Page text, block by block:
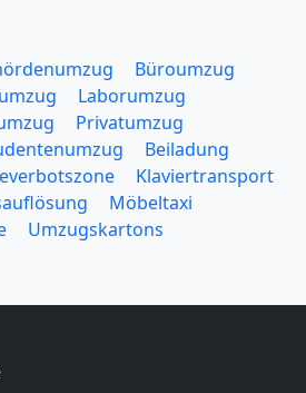
Büroumzug
Laborumzug
Privatumzug
Beiladung
Klaviertransport
Möbeltaxi
Umzugskartons